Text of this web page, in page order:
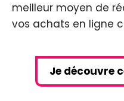
meilleur moyen de
vos achats en ligne
Je découvre